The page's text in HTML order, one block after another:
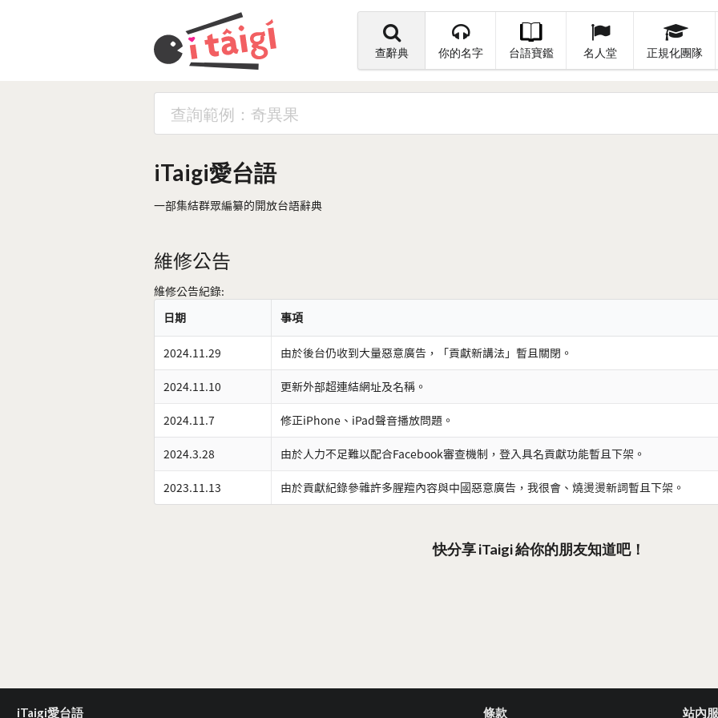
查辭典 你的名字 台語寶鑑 名人堂 正規化團隊
iTaigi愛台語
一部集結群眾編纂的開放台語辭典
維修公告
維修公告紀錄:
日期
事項
2024.11.29 由於後台仍收到大量惡意廣告，「貢獻新講法」暫且關閉。
2024.11.10 更新外部超連結網址及名稱。
2024.11.7 修正iPhone、iPad聲音播放問題。
2024.3.28 由於人力不足難以配合Facebook審查機制，登入具名貢獻功能暫且下架。
2023.11.13 由於貢獻紀錄參雜許多腥羶內容與中國惡意廣告，我很會、燒燙燙新詞暫且下架。
快分享 iTaigi 給你的朋友知道吧！
iTaigi愛台語 條款 站內